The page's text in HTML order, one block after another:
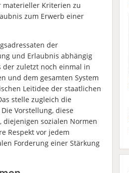
materieller Kriterien zu
zum Erwerb einer
der
und Erlaubnis abhängig
der zuletzt noch einmal in
und dem gesamten System
Leitidee der staatlichen
stelle zugleich die
Vorstellung, diese
sozialen Normen
Respekt vor jedem
Forderung einer Stärkung